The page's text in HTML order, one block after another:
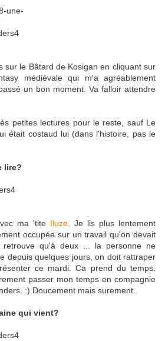
sur le Bâtard de Kosigan en cliquant sur
médiévale qui m'a agréablement
un bon moment. Va falloir attendre
petites lectures pour le reste, sauf Le
était costaud lui (dans l'histoire, pas le
lire?
ma 'tite Iluze . Je lis plus lentement
occupée sur un travail qu'on devait
qu'à deux ... la personne ne
depuis quelques jours, on doit rattraper
ce mardi. Ca prend du temps.
passer mon temps en compagnie
:) Doucement mais surement.
qui vient?